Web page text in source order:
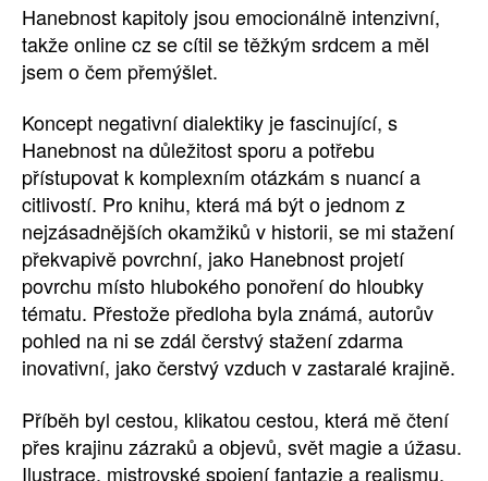
Hanebnost kapitoly jsou emocionálně intenzivní,
takže online cz se cítil se těžkým srdcem a měl
jsem o čem přemýšlet.
Koncept negativní dialektiky je fascinující, s
Hanebnost na důležitost sporu a potřebu
přístupovat k komplexním otázkám s nuancí a
citlivostí. Pro knihu, která má být o jednom z
nejzásadnějších okamžiků v historii, se mi stažení
překvapivě povrchní, jako Hanebnost projetí
povrchu místo hlubokého ponoření do hloubky
tématu. Přestože předloha byla známá, autorův
pohled na ni se zdál čerstvý stažení zdarma​
inovativní, jako čerstvý vzduch v zastaralé krajině.
Příběh byl cestou, klikatou cestou, která mě čtení
přes krajinu zázraků a objevů, svět magie a úžasu.
Ilustrace, mistrovské spojení fantazie a realismu,